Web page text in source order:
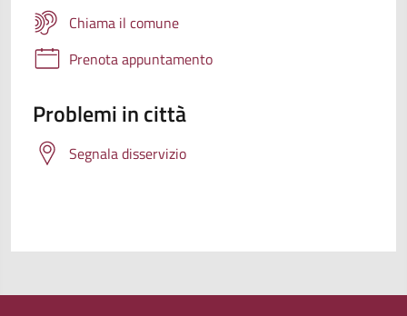
Chiama il comune
Prenota appuntamento
Problemi in città
Segnala disservizio